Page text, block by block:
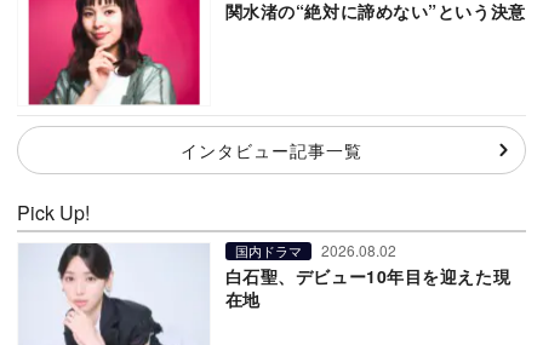
関水渚の“絶対に諦めない”という決意
インタビュー記事一覧
Pick Up!
国内ドラマ 2026.08.02
白石聖、デビュー10年目を迎えた現
在地